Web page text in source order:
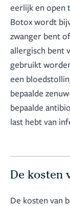
eerlijk en open
Botox wordt
zwanger bent
allergisch bent
gebruikt
een
bepaalde
bepaalde
last hebt van
De kosten
De kosten van